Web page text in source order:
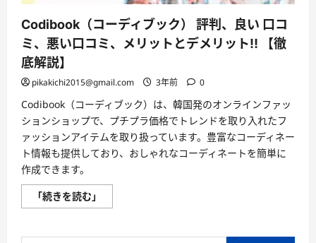
Codibook（コーディブック） 評判、良い 口コ
ミ、悪い口コミ、メリットとデメリット!! 【徹
底解説】
pikakichi2015@gmail.com 3年前 0
Codibook（コーディブック）は、韓国発のオンラインファッ
ションショップで、プチプラ価格でトレンドを取り入れたフ
ァッションアイテムを取り扱っています。豊富なコーディネー
ト情報も提供しており、おしゃれなコーディネートを簡単に
作成できます。
「続きを読む」
ー
ブ